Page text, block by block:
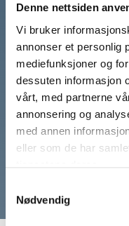
Denne nettsiden
Vi bruker
annonser et personlig
mediefunksjoner og
dessuten informasjon
vårt, med partnerne
annonsering og
med annen
eller som de har
Nødvendig
erfaring
kunders
de perfekte
Ring: 911 16 989